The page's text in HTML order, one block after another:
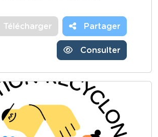
Télécharger Partager
Consulter